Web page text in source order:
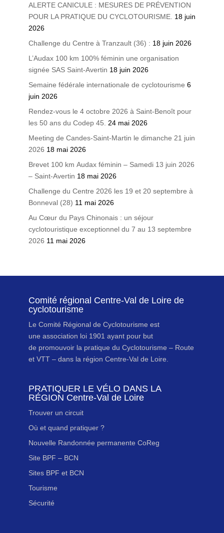
ALERTE CANICULE : MESURES DE PRÉVENTION
POUR LA PRATIQUE DU CYCLOTOURISME. 18 juin
2026
Challenge du Centre à Tranzault (36) : 18 juin 2026
L’Audax 100 km 100% féminin une organisation
signée SAS Saint-Avertin 18 juin 2026
Semaine fédérale internationale de cyclotourisme 6
juin 2026
Rendez-vous le 4 octobre 2026 à Saint-Benoît pour
les 50 ans du Codep 45.
24 mai 2026
Meeting de Candes-Saint-Martin le dimanche 21 juin
2026 18 mai 2026
Brevet 100 km Audax féminin – Samedi 13 juin 2026
– Saint-Avertin 18 mai 2026
Challenge du Centre 2026 les 19 et 20 septembre à
Bonneval (28) 11 mai 2026
Au Cœur du Pays Chinonais : un séjour
cyclotouristique exceptionnel du 7 au 13 septembre
2026 11 mai 2026
Comité régional Centre-Val de Loire de
cyclotourisme
Le Comité Régional de Cyclotourisme est
une association loi 1901 ayant pour but
de promouvoir la pratique du Cyclotourisme – Route
et VTT – dans la région Centre-Val de Loire.
PRATIQUER LE VÉLO DANS LA
RÉGION Centre-Val de Loire
Trouver un circuit
Où et quand pratiquer ?
Nouvelle Randonnée permanente CoReg
Site BPF – BCN
Sites BPF et BCN
Tourisme
Sécurité